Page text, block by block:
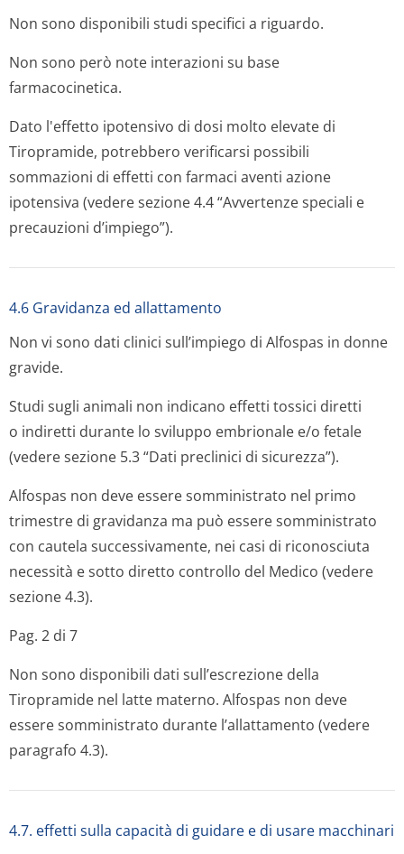
Non sono disponibili studi specifici a riguardo.
Non sono però note interazioni su base
farmacocinetica.
Dato l'effetto ipotensivo di dosi molto elevate di
Tiropramide, potrebbero verificarsi possibili
sommazioni di effetti con farmaci aventi azione
ipotensiva (vedere sezione 4.4 “Avvertenze speciali e
precauzioni d’impiego”).
4.6 Gravidanza ed allattamento
Non vi sono dati clinici sull’impiego di Alfospas in donne
gravide.
Studi sugli animali non indicano effetti tossici diretti
o indiretti durante lo sviluppo embrionale e/o fetale
(vedere sezione 5.3 “Dati preclinici di sicurezza”).
Alfospas non deve essere somministrato nel primo
trimestre di gravidanza ma può essere somministrato
con cautela successivamente, nei casi di riconosciuta
necessità e sotto diretto controllo del Medico (vedere
sezione 4.3).
Pag. 2 di 7
Non sono disponibili dati sull’escrezione della
Tiropramide nel latte materno. Alfospas non deve
essere somministrato durante l’allattamento (vedere
paragrafo 4.3).
4.7. effetti sulla capacità di guidare e di usare macchinari